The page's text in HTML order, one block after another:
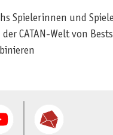
Spielerinnen und
CATAN-Welt von